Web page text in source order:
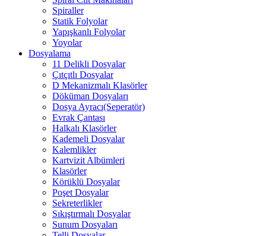
Spiraller
Statik Folyolar
Yapışkanlı Folyolar
Yoyolar
Dosyalama
11 Delikli Dosyalar
Çıtçıtlı Dosyalar
D Mekanizmalı Klasörler
Döküman Dosyaları
Dosya Ayracı(Seperatör)
Evrak Çantası
Halkalı Klasörler
Kademeli Dosyalar
Kalemlikler
Kartvizit Albümleri
Klasörler
Körüklü Dosyalar
Poşet Dosyalar
Sekreterlikler
Sıkıştırmalı Dosyalar
Sunum Dosyaları